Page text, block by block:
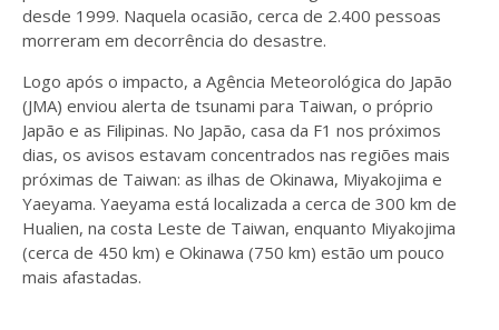
desde 1999. Naquela ocasião, cerca de 2.400 pessoas
morreram em decorrência do desastre.
Logo após o impacto, a Agência Meteorológica do Japão
(JMA) enviou alerta de tsunami para Taiwan, o próprio
Japão e as Filipinas. No Japão, casa da F1 nos próximos
dias, os avisos estavam concentrados nas regiões mais
próximas de Taiwan: as ilhas de Okinawa, Miyakojima e
Yaeyama. Yaeyama está localizada a cerca de 300 km de
Hualien, na costa Leste de Taiwan, enquanto Miyakojima
(cerca de 450 km) e Okinawa (750 km) estão um pouco
mais afastadas.